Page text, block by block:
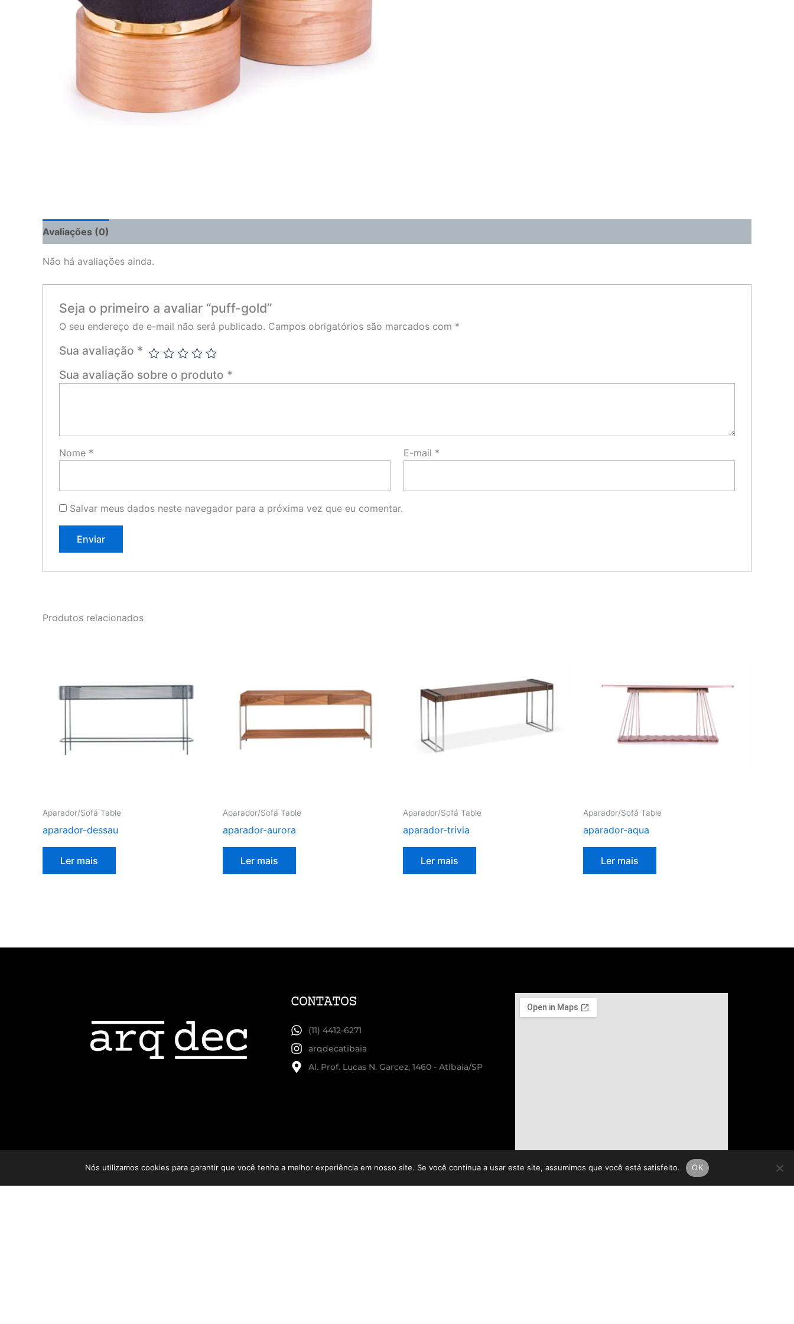
Avaliações (0)
Não há avaliações ainda.
Seja o primeiro a avaliar “puff-gold”
O seu endereço de e-mail não será publicado. Campos obrigatórios são marcados com *
Sua avaliação *
Sua avaliação sobre o produto *
Nome * E-mail *
Salvar meus dados neste navegador para a próxima vez que eu comentar.
Produtos relacionados
Aparador/Sofá Table
aparador-dessau
Ler mais
Aparador/Sofá Table
aparador-aurora
Ler mais
Aparador/Sofá Table
aparador-trivia
Ler mais
Aparador/Sofá Table
aparador-aqua
Ler mais
CONTATOS
(11) 4412-6271
arqdecatibaia
Al. Prof. Lucas N. Garcez, 1460 - Atibaia/SP
Nós utilizamos cookies para garantir que você tenha a melhor experiência em nosso site. Se você continua a usar este site, assumimos que você está satisfeito. OK